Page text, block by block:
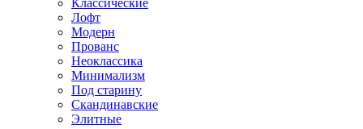
Классические
Лофт
Модерн
Прованс
Неоклассика
Минимализм
Под старину
Скандинавские
Элитные